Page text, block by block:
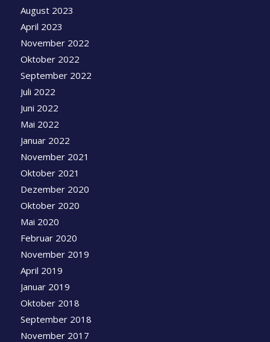
August 2023
April 2023
November 2022
Oktober 2022
September 2022
Juli 2022
Juni 2022
Mai 2022
Januar 2022
November 2021
Oktober 2021
Dezember 2020
Oktober 2020
Mai 2020
Februar 2020
November 2019
April 2019
Januar 2019
Oktober 2018
September 2018
November 2017